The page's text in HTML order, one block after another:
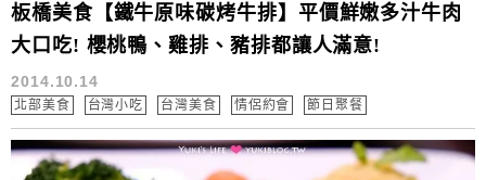
板橋美食【鐵牛原味碳烤牛排】平價鮮嫩多汁牛肉
大口吃! 櫻桃鴨、雞排、豬排都讓人滿意!
2014.10.14
北部美食 台灣小吃 台灣美食 情侶約會 節日聚餐